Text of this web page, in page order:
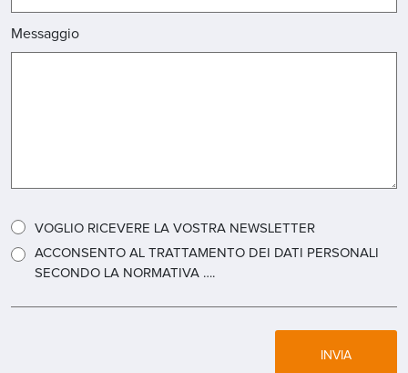
Messaggio
VOGLIO RICEVERE LA VOSTRA NEWSLETTER
ACCONSENTO AL TRATTAMENTO DEI DATI PERSONALI
SECONDO LA NORMATIVA ….
INVIA